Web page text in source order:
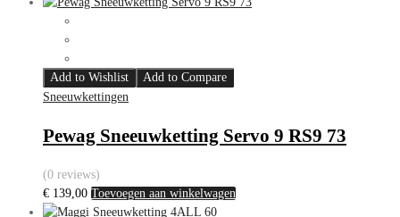
Add to Wishlist
Add to Compare
Sneeuwkettingen
Pewag Sneeuwketting Servo 9 RS9 73
(0 reviews)
€ 139,00 Toevoegen aan winkelwagen